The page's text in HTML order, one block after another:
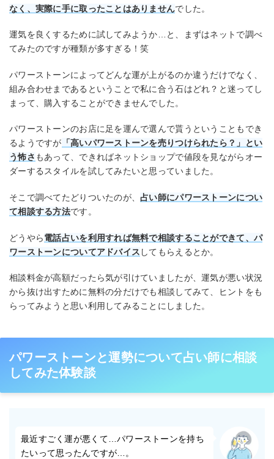
なく、実際に手に取ったことはありませんでした。
運気を良くするために試してみようか…と、まずはネットで調べ
てみたのですが種類が多すぎる！笑
パワーストーンによってどんな運が上がるのか違うだけでなく、
組み合わせまであるということで私に合う石はどれ？と迷ってし
まって、購入することができませんでした。
パワーストーンのお店に足を運んで選んで貰うということもでき
るようですが 「高いパワーストーンを売りつけられたら？」とい
う怖さ もあって、できればネットショップで値段を見ながらオー
ダーするスタイルを試してみたいと思っていました。
そこで調べてたどりついたのが、占い師にパワーストーンについ
て相談する方法です。
どうやら電話占いを利用すれば無料で相談することができて、パ
ワーストーンについてアドバイス してもらえるとか。
相談料金が高額だったら気が引けていましたが、運気が悪い状況
から抜け出すために無料の分だけでも相談してみて、ヒントをも
らってみようと思い利用してみることにしました。
パワーストーンと運勢について占い師に相談
してみた体験談
最近すごく運が悪くて…パワーストーンを持ち
たいって思ったんですが…。